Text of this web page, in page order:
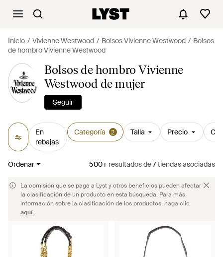
Inicio Vivienne Westwood Bolsos Vivienne Westwood
Bolsos
de hombro Vivienne Westwood
Bolsos de hombro Vivienne
Westwood de mujer
Seguir
En
rebajas
Categoría 2 Talla Precio
Ordenar 500+ resultadosde7tiendas asociadas
La comisión que se paga a Lyst y otros beneficios pueden afectar
la clasificación de un producto en esta búsqueda. Para más
información sobre la clasificación de los productos, haga clic
aquí.